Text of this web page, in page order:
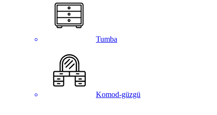
Tumba
Komod-güzgü